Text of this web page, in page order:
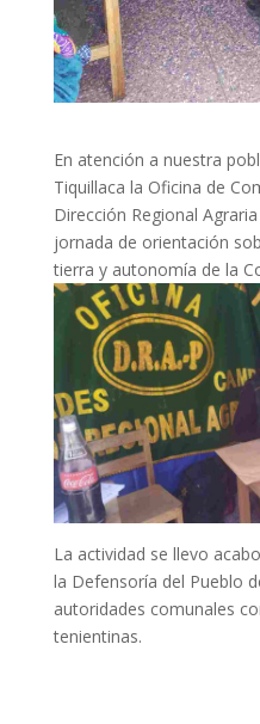
En atención a nuestra
Tiquillaca la Oficina de
Dirección Regional
jornada de orientación
tierra y autonomía de la
La actividad se llevo
la Defensoría del Pueblo
autoridades comunales
tenientinas.